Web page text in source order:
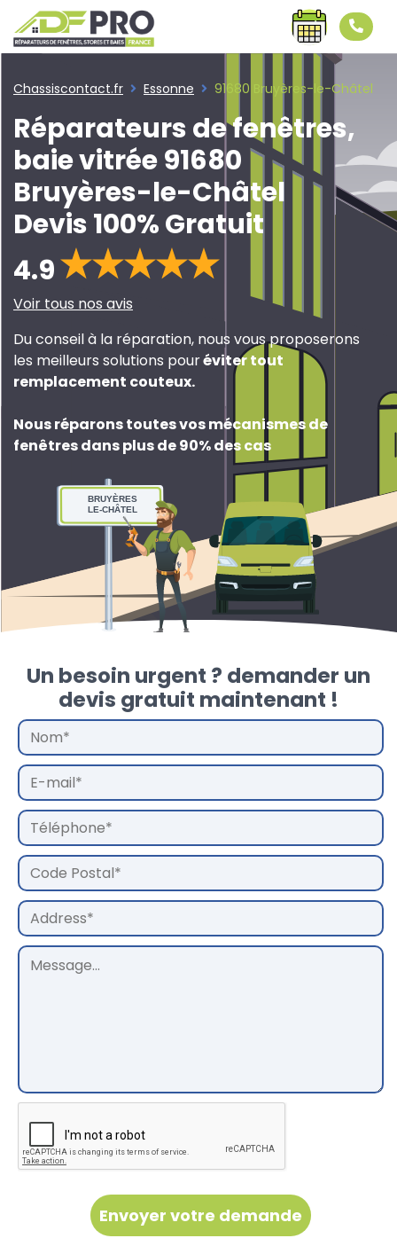
Chassiscontact.fr Essonne 91680 Bruyères-le-Châtel
Réparateurs de fenêtres,
baie vitrée 91680
Bruyères-le-Châtel
Devis 100% Gratuit
4.9
Voir tous nos avis
Du conseil à la réparation, nous vous proposerons
les meilleurs solutions pouréviter tout
remplacement couteux.
Nous réparons toutes vos mécanismes de
fenêtres dans plus de 90% des cas
BRUYÈRES
LE-CHÂTEL
Un besoin urgent ? demander un
devis gratuit maintenant !